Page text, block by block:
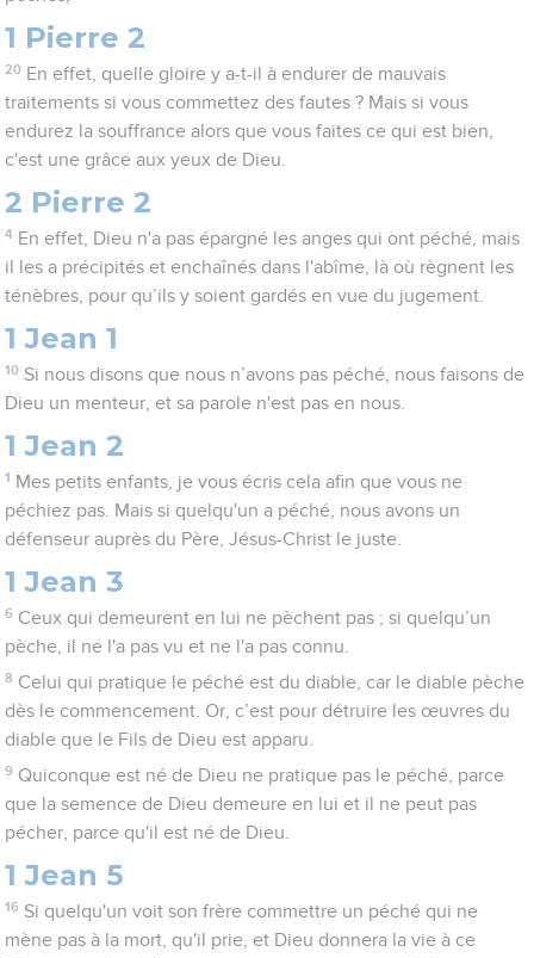
1 Pierre 2
20 En effet, quelle gloire y a-t-il à endurer de mauvais
traitements si vous commettez des fautes ? Mais si vous
endurez la souffrance alors que vous faites ce qui est bien,
c'est une grâce aux yeux de Dieu.
2 Pierre 2
4 En effet, Dieu n'a pas épargné les anges qui ont péché, mais
il les a précipités et enchaînés dans l'abîme, là où règnent les
ténèbres, pour qu’ils y soient gardés en vue du jugement.
1 Jean 1
10 Si nous disons que nous n’avons pas péché, nous faisons de
Dieu un menteur, et sa parole n'est pas en nous.
1 Jean 2
1 Mes petits enfants, je vous écris cela afin que vous ne
péchiez pas. Mais si quelqu'un a péché, nous avons un
défenseur auprès du Père, Jésus-Christ le juste.
1 Jean 3
6 Ceux qui demeurent en lui ne pèchent pas ; si quelqu’un
pèche, il ne l'a pas vu et ne l'a pas connu.
8 Celui qui pratique le péché est du diable, car le diable pèche
dès le commencement. Or, c’est pour détruire les œuvres du
diable que le Fils de Dieu est apparu.
9 Quiconque est né de Dieu ne pratique pas le péché, parce
que la semence de Dieu demeure en lui et il ne peut pas
pécher, parce qu'il est né de Dieu.
1 Jean 5
16 Si quelqu'un voit son frère commettre un péché qui ne
mène pas à la mort, qu'il prie, et Dieu donnera la vie à ce